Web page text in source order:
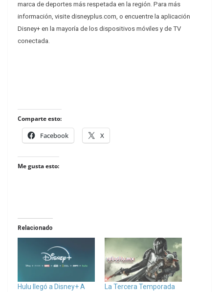
marca de deportes más respetada en la región. Para más
información, visite disneyplus.com, o encuentre la aplicación
Disney+ en la mayoría de los dispositivos móviles y de TV
conectada.
Comparte esto:
Facebook X
Me gusta esto:
Relacionado
Hulu llegó a Disney+ A
La Tercera Temporada